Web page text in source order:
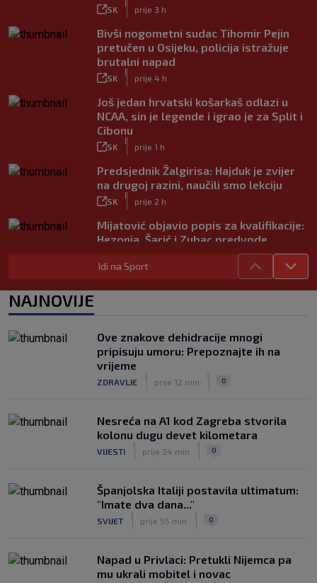
SK prije 3 h
Bivši nogometni sudac Tihomir Pejin
pretučen u Osijeku, policija istražuje
brutalni napad
SK prije 4 h
Još jedan hrvatski košarkaš odlazi u
NCAA, sin je legende i igrao je za Split i
Cibonu
SK prije 1 h
Predsjednik Žalgirisa: Hajduk je zvijer
na drugoj razini, naučili smo lekciju
SK prije 2 h
Mijatović objavio popis za kvalifikacije:
Hezonja, Šarić i Zubac predvode
SK
|
prije 4 h
Benfica ponovno želi Šutala?
SK prije 6 h
Znate li kad je Hajduk u Europi zadnji
put dao pet golova? Igrali su Vlašić i
Balić, a trener je bio Burić
Idi na Sport
NAJNOVIJE
Ove znakove dehidracije mnogi
pripisuju umoru: Prepoznajte ih na
vrijeme
ZDRAVLJE prije 12 min 0
Nesreća na A1 kod Zagreba stvorila
kolonu dugu devet kilometara
VIJESTI prije 24 min 0
Španjolska Italiji postavila ultimatum:
"Imate dva dana..."
SVIJET prije 55 min 0
Napad u Privlaci: Pretukli Nijemca pa
mu ukrali mobitel i novac